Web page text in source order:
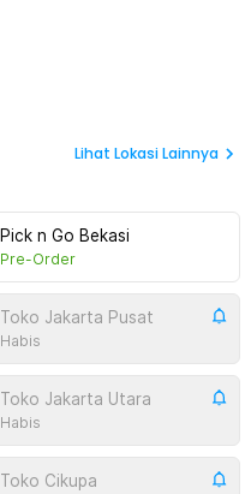
Lihat Lokasi Lainnya
Pick n Go Bekasi
Pre-Order
Toko Jakarta Pusat
Habis
Toko Jakarta Utara
Habis
Toko Cikupa